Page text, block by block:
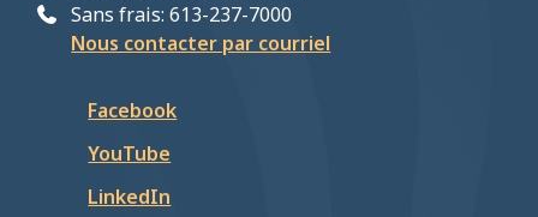
Sans frais: 613-237-7000
Nous contacter par courriel
Facebook
YouTube
LinkedIn